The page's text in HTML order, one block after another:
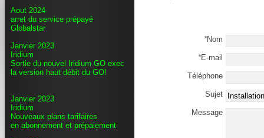
Aout 2024
arret du service prépayé
Globalstar
Janvier 2023
Iridium
Sortie du nouvel Iridium GO exec
la version haut débit du GO!
Janvier 2023
Iridium
Nouveaux plans tarifaires
en abonnement et prépaiement
*Nom
*E-mail
Téléphone
Sujet
Message